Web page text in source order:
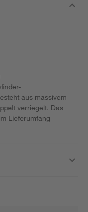
aus massivem
verriegelt. Das
Lieferumfang